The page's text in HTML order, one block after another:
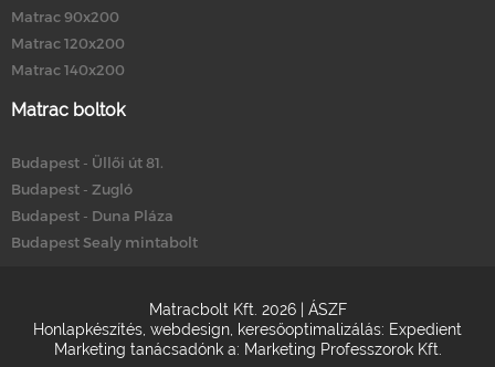
Matrac 90x200
Matrac 120x200
Matrac 140x200
Matrac boltok
Budapest - Üllői út 81.
Budapest - Zugló
Budapest - Duna Pláza
Budapest Sealy mintabolt
Matracbolt Kft. 2026 | ÁSZF
Honlapkészítés webdesign keresőoptimalizálás: Expedient
Marketing tanácsadónk a: Marketing Professzorok Kft.